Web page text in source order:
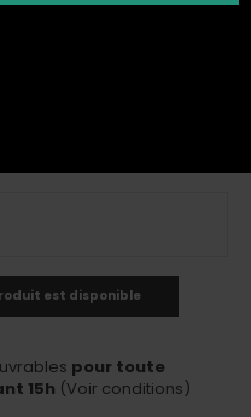
est disponible
pour toute
15h (Voir conditions)